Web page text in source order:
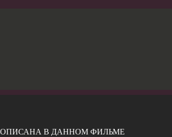
В ДАННОМ ФИЛЬМЕ